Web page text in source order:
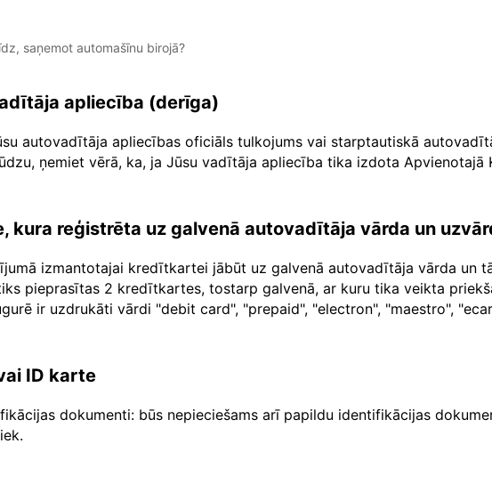
saņemot automašīnu birojā?
apliecība (derīga)
autovadītāja apliecības oficiāls tulkojums vai starptautiskā
ņemiet vērā, ka, ja Jūsu vadītāja apliecība tika izdota Apvienotajā
kura reģistrēta uz galvenā autovadītāja vārda un
izmantotajai kredītkartei jābūt uz galvenā autovadītāja vārda un
pieprasītas 2 kredītkartes, tostarp galvenā, ar kuru tika veikta
ir uzdrukāti vārdi "debit card", "prepaid", "electron", "maestro",
ID karte
dokumenti: būs nepieciešams arī papildu identifikācijas